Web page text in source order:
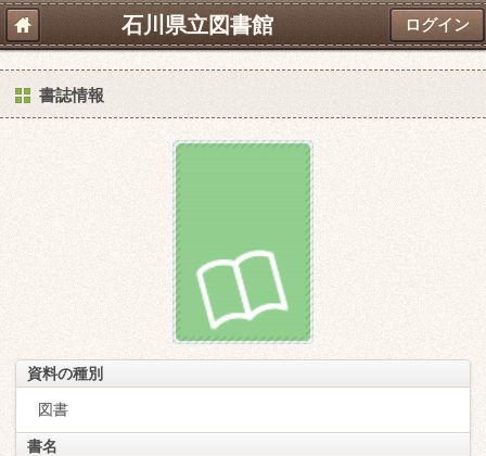
石川県立図書館 ログイン
書誌情報
資料の種別
図書
書名